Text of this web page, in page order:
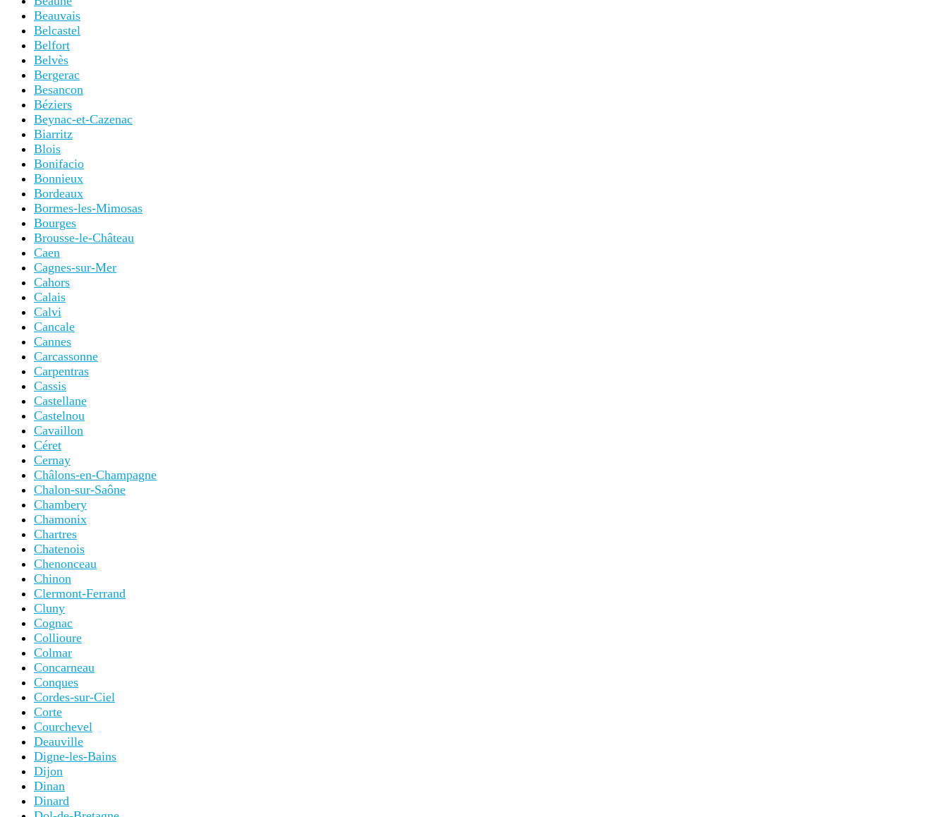
Beauvais
Belcastel
Belfort
Belvès
Bergerac
Besancon
Béziers
Beynac-et-Cazenac
Biarritz
Blois
Bonifacio
Bonnieux
Bordeaux
Bormes-les-Mimosas
Bourges
Brousse-le-Château
Caen
Cagnes-sur-Mer
Cahors
Calais
Calvi
Cancale
Cannes
Carcassonne
Carpentras
Cassis
Castellane
Castelnou
Cavaillon
Céret
Cernay
Châlons-en-Champagne
Chalon-sur-Saône
Chambery
Chamonix
Chartres
Chatenois
Chenonceau
Chinon
Clermont-Ferrand
Cluny
Cognac
Collioure
Colmar
Concarneau
Conques
Cordes-sur-Ciel
Corte
Courchevel
Deauville
Digne-les-Bains
Dijon
Dinan
Dinard